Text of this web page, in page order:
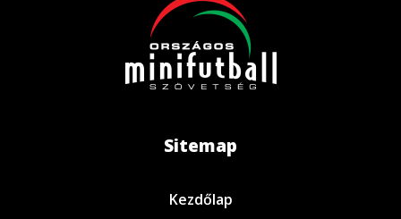
Sitemap
Kezdőlap